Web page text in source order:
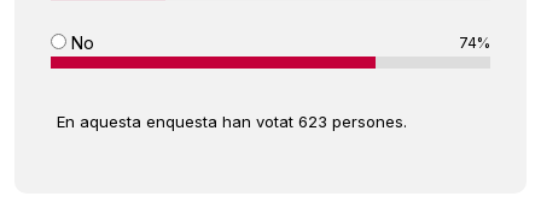
No 74%
En aquesta enquesta han votat 623 persones.